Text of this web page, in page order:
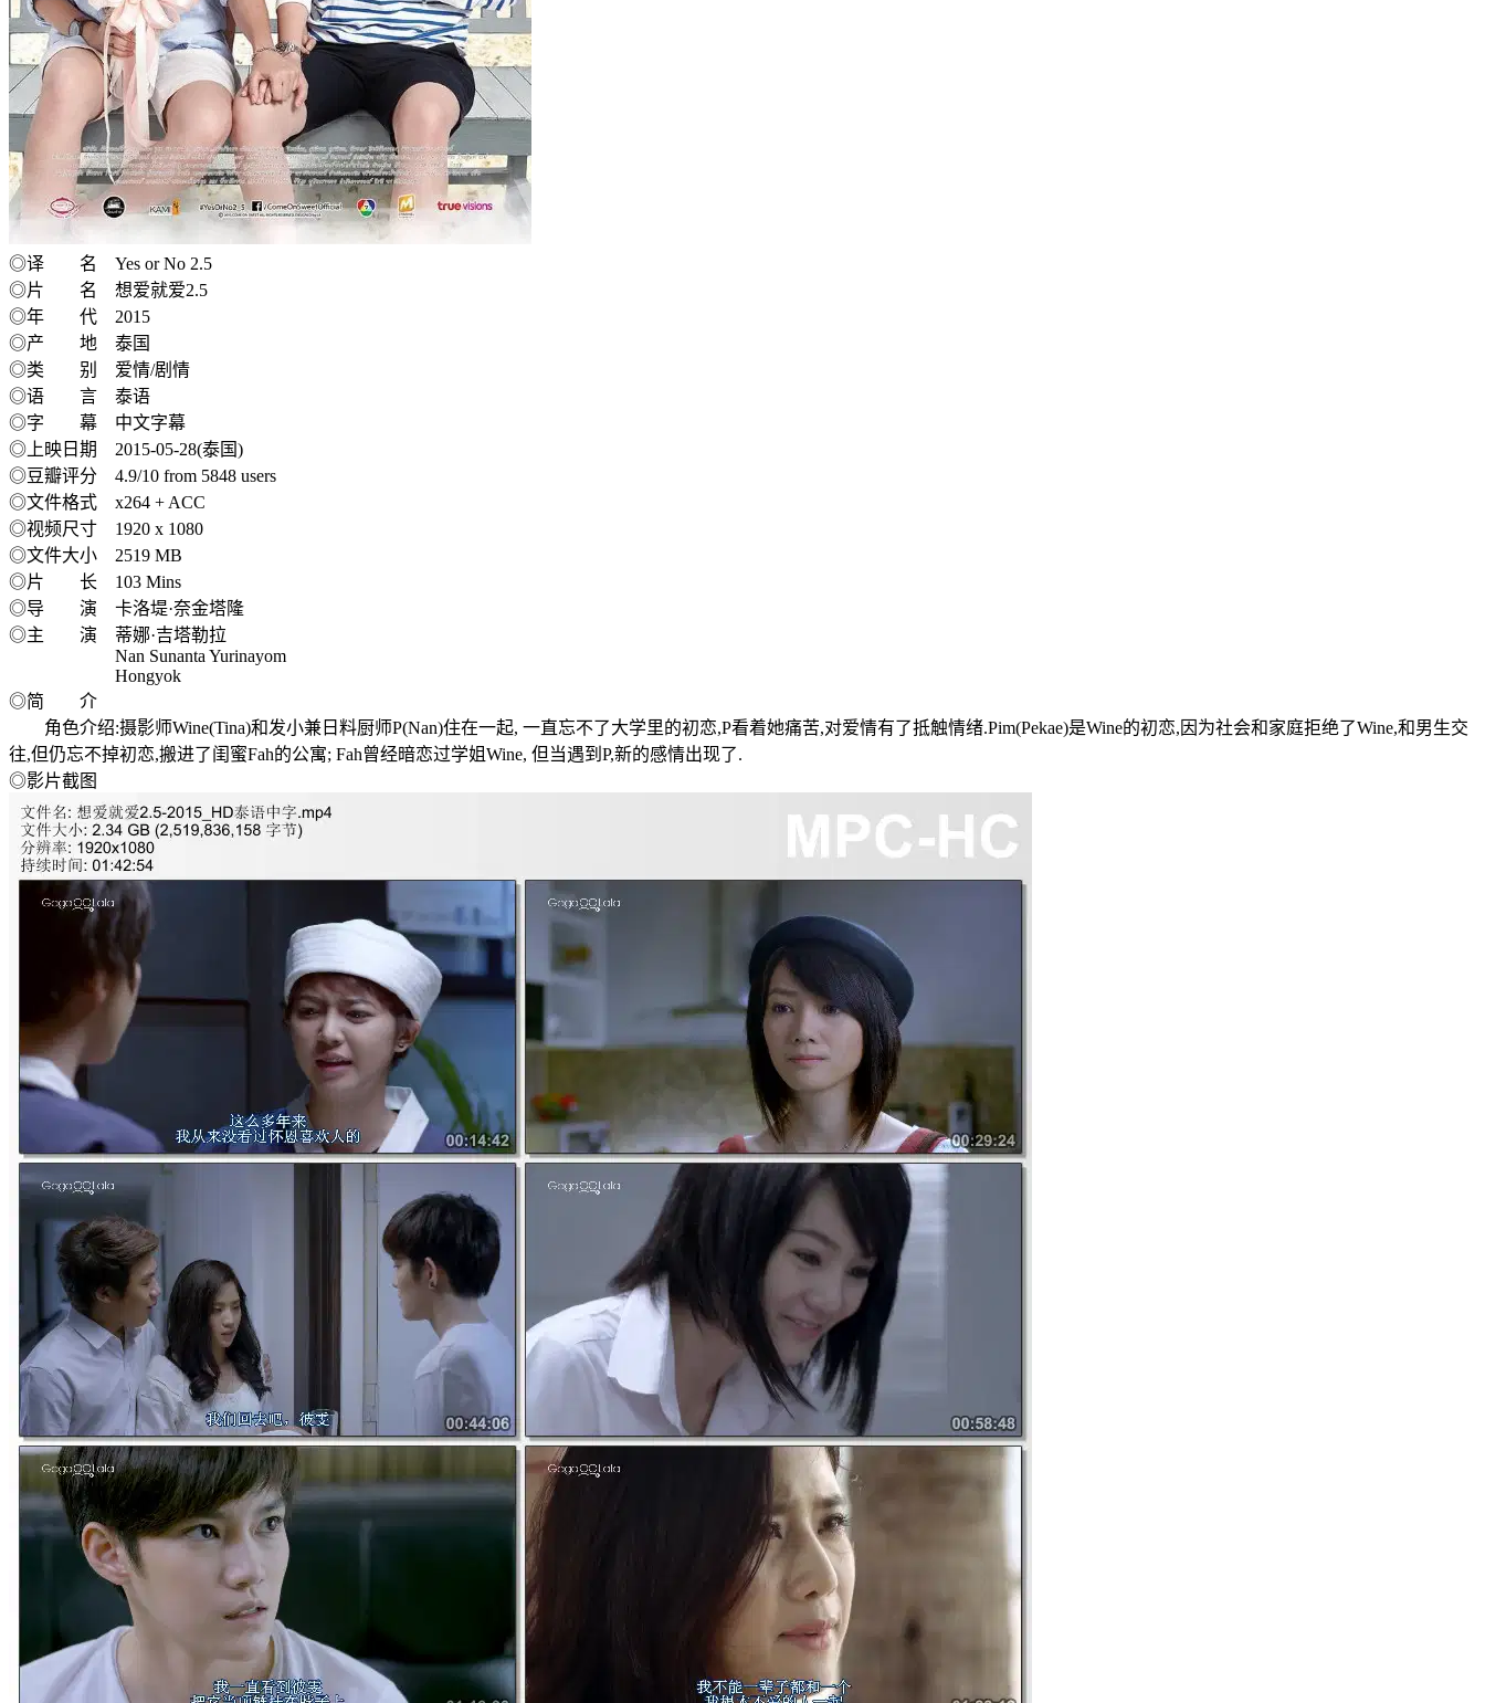
◎译 名 Yes or No 2.5
◎片 名 想爱就爱2.5
◎年 代 2015
◎产 地 泰国
◎类 别 爱情/剧情
◎语 言 泰语
◎字 幕 中文字幕
◎上映日期 2015-05-28(泰国)
◎豆瓣评分 4.9/10 from 5848 users
◎文件格式 x264 + ACC
◎视频尺寸 1920 x 1080
◎文件大小 2519 MB
◎片 长 103 Mins
◎导 演 卡洛堤·奈金塔隆
◎主 演 蒂娜·吉塔勒拉
Nan Sunanta Yurinayom
Hongyok
◎简 介
角色介绍:摄影师Wine(Tina)和发小兼日料厨师P(Nan)住在一起, 一直忘不了大学里的初恋,P看着她痛苦,对爱情有了抵触情绪.Pim(Pekae)是Wine的初恋,因为社会和家庭拒绝了Wine,和男生交
往,但仍忘不掉初恋,搬进了闺蜜Fah的公寓; Fah曾经暗恋过学姐Wine, 但当遇到P,新的感情出现了.
◎影片截图